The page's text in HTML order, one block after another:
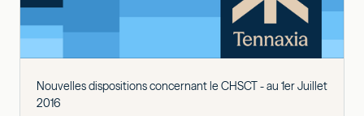
Nouvelles dispositions concernant le CHSCT - au 1er Juillet
2016